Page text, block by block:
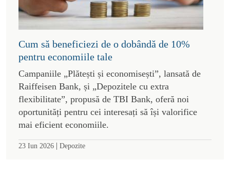
Cum să beneficiezi de o dobândă de 10%
pentru economiile tale
Campaniile „Plătești și economisești”, lansată de
Raiffeisen Bank, și „Depozitele cu extra
flexibilitate”, propusă de TBI Bank, oferă noi
oportunități pentru cei interesați să își valorifice
mai eficient economiile.
23 Iun 2026 | Depozite